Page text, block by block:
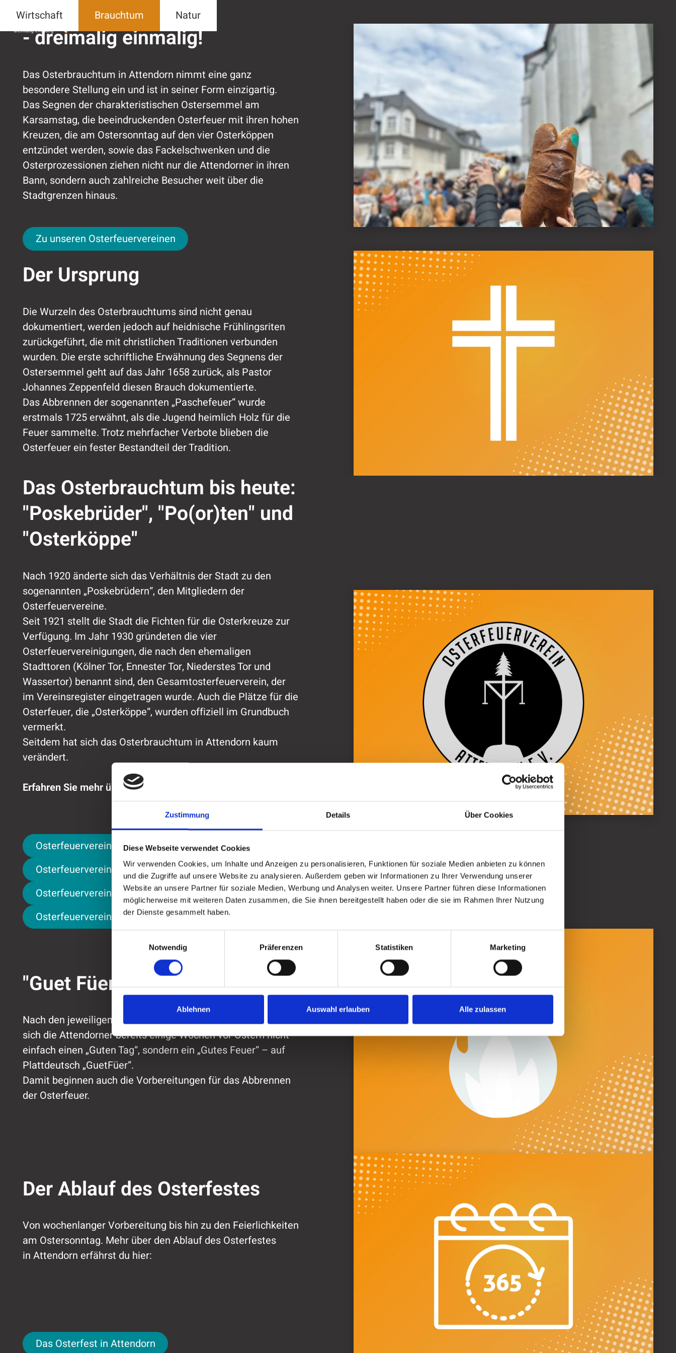
Zustimmung Details Über Cookies
Diese Webseite verwendet Cookies
Wir verwenden Cookies, um Inhalte und Anzeigen zu personalisieren, Funktionen für soziale Medien anbieten zu können
und die Zugriffe auf unsere Website zu analysieren. Außerdem geben wir Informationen zu Ihrer Verwendung unserer
Website an unsere Partner für soziale Medien, Werbung und Analysen weiter. Unsere Partner führen diese Informationen
möglicherweise mit weiteren Daten zusammen, die Sie ihnen bereitgestellt haben oder die sie im Rahmen Ihrer Nutzung
der Dienste gesammelt haben.
Notwendig
Präferenzen Statistiken Marketing
Ablehnen Auswahl erlauben Alle zulassen
"Guet Füer" in Attendorn
Wirtschaft Brauchtum Natur
Ostern in Attendorn
- dreimalig einmalig!
Das Osterbrauchtum in Attendorn nimmt eine ganz
besondere Stellung ein und ist in seiner Form einzigartig.
Das Segnen der charakteristischen Ostersemmel am
Karsamstag, die beeindruckenden Osterfeuer mit ihren hohen
Kreuzen, die am Ostersonntag auf den vier Osterköppen
entzündet werden, sowie das Fackelschwenken und die
Osterprozessionen ziehen nicht nur die Attendorner in ihren
Bann, sondern auch zahlreiche Besucher weit über die
Stadtgrenzen hinaus.
Zu unseren Osterfeuervereinen
Zu unseren Osterfeuervereinen
Der Ursprung
Die Wurzeln des Osterbrauchtums sind nicht genau
dokumentiert, werden jedoch auf heidnische Frühlingsriten
zurückgeführt, die mit christlichen Traditionen verbunden
wurden. Die erste schriftliche Erwähnung des Segnens der
Ostersemmel geht auf das Jahr 1658 zurück, als Pastor
Johannes Zeppenfeld diesen Brauch dokumentierte.
Das Abbrennen der sogenannten „Paschefeuer“ wurde
erstmals 1725 erwähnt, als die Jugend heimlich Holz für die
Feuer sammelte. Trotz mehrfacher Verbote blieben die
Osterfeuer ein fester Bestandteil der Tradition.
Das Osterbrauchtum bis heute:
"Poskebrüder", "Po(or)ten" und
"Osterköppe"
Nach 1920 änderte sich das Verhältnis der Stadt zu den
sogenannten „Poskebrüdern“, den Mitgliedern der
Osterfeuervereine.
Seit 1921 stellt die Stadt die Fichten für die Osterkreuze zur
Verfügung. Im Jahr 1930 gründeten die vier
Osterfeuervereinigungen, die nach den ehemaligen
Stadttoren (Kölner Tor, Ennester Tor, Niederstes Tor und
Wassertor) benannt sind, den Gesamtosterfeuerverein, der
im Vereinsregister eingetragen wurde. Auch die Plätze für die
Osterfeuer, die „Osterköppe“, wurden offiziell im Grundbuch
vermerkt.
Seitdem hat sich das Osterbrauchtum in Attendorn kaum
verändert.
Erfahren Sie mehr über die vier Osterfeuervereinigungen:
Osterfeuerverein Kölner Poorte
Osterfeuerverein Kölner Poorte
Osterfeuerverein Ennester Pote
Osterfeuerverein Ennester Pote
Osterfeuerverein Niederste Poorte
Osterfeuerverein Niederste Poorte
Osterfeuerverein Waterpote
Osterfeuerverein Waterpote
"Guet Füer"
Nach den jeweiligen Jahreshauptversammlungen wünschen
sich die Attendorner bereits einige Wochen vor Ostern nicht
einfach einen „Guten Tag“, sondern ein „Gutes Feuer“ – auf
Plattdeutsch „GuetFüer“.
Damit beginnen auch die Vorbereitungen für das Abbrennen
der Osterfeuer.
Der Ablauf des Osterfestes
Von wochenlanger Vorbereitung bis hin zu den Feierlichkeiten
am Ostersonntag. Mehr über den Ablauf des Osterfestes
in Attendorn erfährst du hier:
Das Osterfest in Attendorn
Das Osterfest in Attendorn